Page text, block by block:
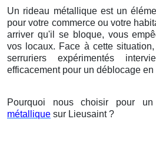
Un rideau métallique est un
pour votre commerce ou votre
arriver qu'il se bloque, vous
vos locaux. Face à cette
serruriers expérimentés
efficacement pour un déblocage en
Pourquoi nous choisir pour un
métallique sur Lieusaint ?